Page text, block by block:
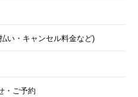
い・キャンセル料金など)
・ご予約